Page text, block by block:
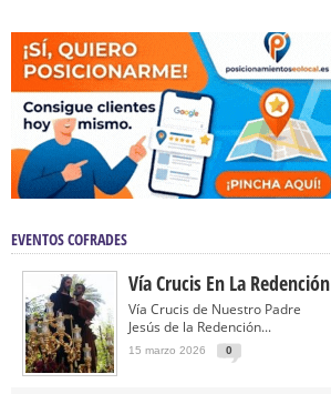
EVENTOS COFRADES
Vía Crucis En La Redención
Vía Crucis de Nuestro Padre
Jesús de la Redención...
15 marzo 2026 0